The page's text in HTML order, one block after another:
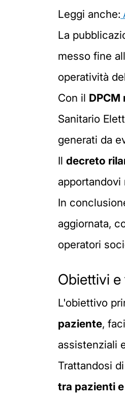
Leggi anche:
La
messo fine
operatività
Con il DPCM
Sanitario
generati da
Il decreto
apportandovi
In
aggiornata,
operatori
Obiettivi e
L'obiettivo
paziente,
assistenziali
Trattandosi
tra pazienti